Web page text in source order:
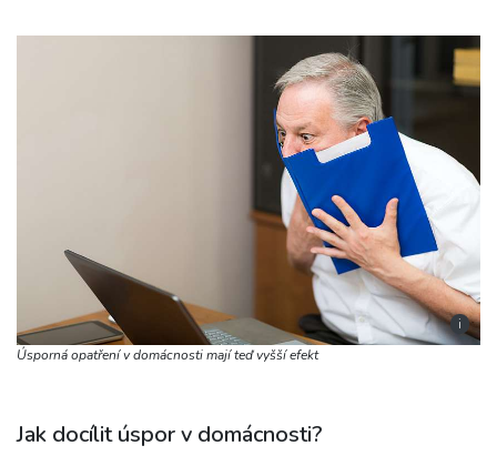
i
Úsporná opatření v domácnosti mají teď vyšší efekt
Jak docílit úspor v domácnosti?